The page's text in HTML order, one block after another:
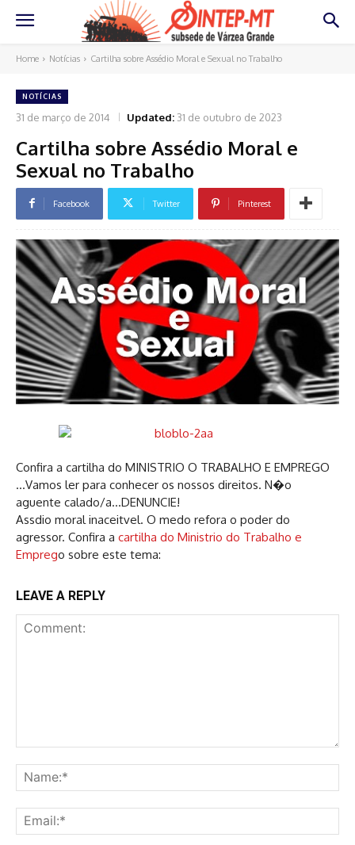
Home Notícias Cartilha sobre Assédio Moral e Sexual no Trabalho
NOTÍCIAS
31 de março de 2014 Updated: 31 de outubro de 2023
Cartilha sobre Assédio Moral e
Sexual no Trabalho
Facebook Twitter Pinterest
Confira a cartilha do MINISTRIO O TRABALHO E EMPREGO
…Vamos ler para conhecer os nossos direitos. N�o
aguente calado/a…DENUNCIE!
Assdio moral inaceitvel. O medo refora o poder do
agressor. Confira a cartilha do Ministrio do Trabalho e
Emprego sobre este tema:
LEAVE A REPLY